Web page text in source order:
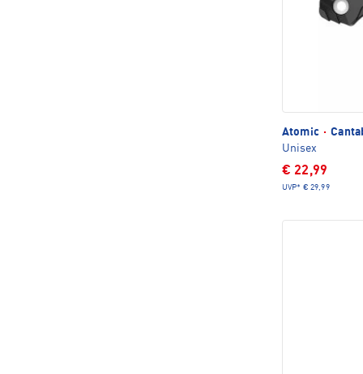
Atomic ·
Unisex
€ 22,99
UVP* € 29,99